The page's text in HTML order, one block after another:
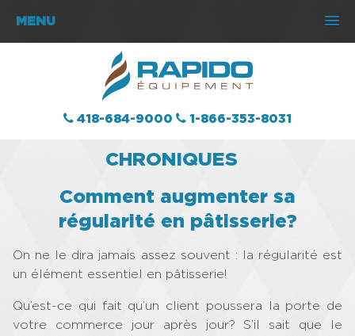
MENU
418-684-9000 1-866-353-8031
CHRONIQUES
Comment augmenter sa
régularité en pâtisserie?
On ne le dira jamais assez souvent : la régularité est
un élément essentiel en pâtisserie!
Qu’est-ce qui fait qu’un client poussera la porte de
votre commerce jour après jour? S’il sait que le